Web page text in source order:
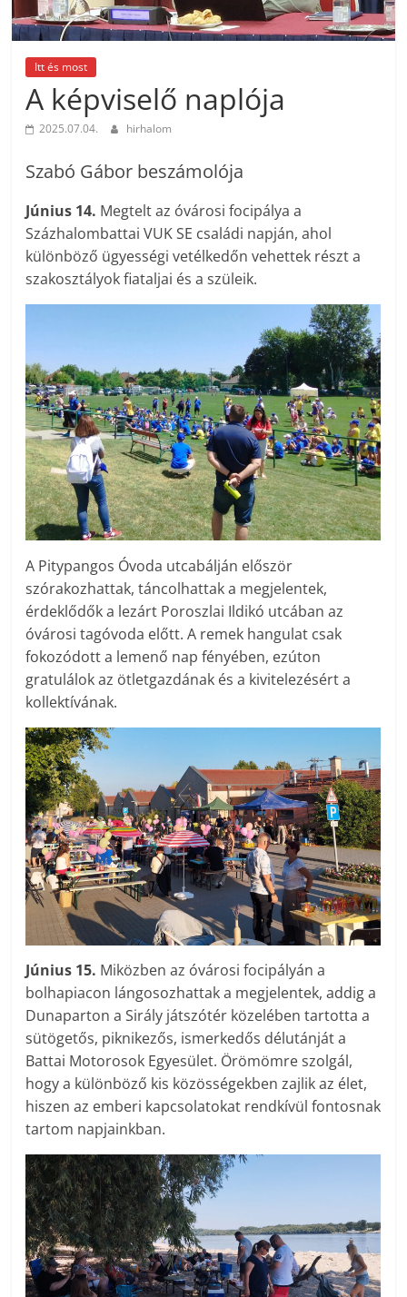
Itt és most
A képviselő naplója
2025.07.04. hirhalom
Szabó Gábor beszámolója
Június 14. Megtelt az óvárosi focipálya a
Százhalombattai VUK SE családi napján, ahol
különböző ügyességi vetélkedőn vehettek részt a
szakosztályok fiataljai és a szüleik.
A Pitypangos Óvoda utcabálján először
szórakozhattak, táncolhattak a megjelentek,
érdeklődők a lezárt Poroszlai Ildikó utcában az
óvárosi tagóvoda előtt. A remek hangulat csak
fokozódott a lemenő nap fényében, ezúton
gratulálok az ötletgazdának és a kivitelezésért a
kollektívának.
Június 15. Miközben az óvárosi focipályán a
bolhapiacon lángosozhattak a megjelentek, addig a
Dunaparton a Sirály játszótér közelében tartotta a
sütögetős, piknikezős, ismerkedős délutánját a
Battai Motorosok Egyesület. Örömömre szolgál,
hogy a különböző kis közösségekben zajlik az élet,
hiszen az emberi kapcsolatokat rendkívül fontosnak
tartom napjainkban.